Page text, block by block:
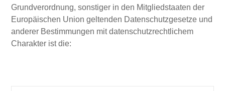
Grundverordnung, sonstiger in den Mitgliedstaaten der
Europäischen Union geltenden Datenschutzgesetze und
anderer Bestimmungen mit datenschutzrechtlichem
Charakter ist die: